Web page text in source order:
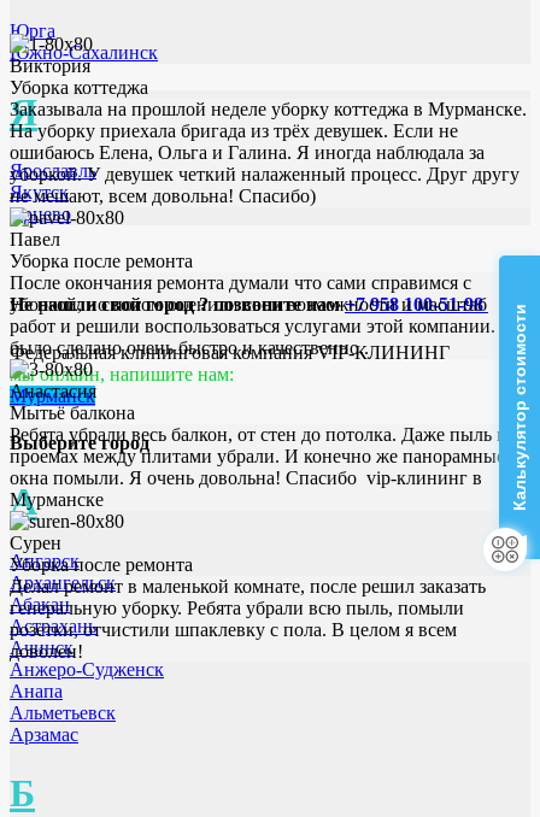
Юрга
Южно-Сахалинск
Я
Ярославль
Якутск
Ярцево
Не нашли свой город ? позвоните нам+7 958 100-51-98
Федеральная клининговая компания VIP-КЛИНИНГ
мы онлайн, напишите нам:
Мурманск
Выберите город
А
Ангарск
Архангельск
Абакан
Астрахань
Ачинск
Анжеро-Судженск
Анапа
Альметьевск
Арзамас
Б
Виктория
Уборка коттеджа
Заказывала на прошлой неделе уборку коттеджа в Мурманске.
На уборку приехала бригада из трёх девушек. Если не
ошибаюсь Елена, Ольга и Галина. Я иногда наблюдала за
уборкой. У девушек четкий налаженный процесс. Друг другу
не мешают, всем довольна! Спасибо)
Павел
Уборка после ремонта
После окончания ремонта думали что сами справимся с
уборкой, но потом оценили свои возможности и масштаб
работ и решили воспользоваться услугами этой компании. Все
было сделано очень быстро и качественно..
Анастасия
Мытьё балкона
Ребята убрали весь балкон, от стен до потолка. Даже пыль в
проемах между плитами убрали. И конечно же панорамные
окна помыли. Я очень довольна! Спасибо vip-клининг в
Мурманске
Сурен
Уборка после ремонта
Делал ремонт в маленькой комнате, после решил заказать
генеральную уборку. Ребята убрали всю пыль, помыли
розетки, отчистили шпаклевку с пола. В целом я всем
доволен!
Калькулятор стоимости